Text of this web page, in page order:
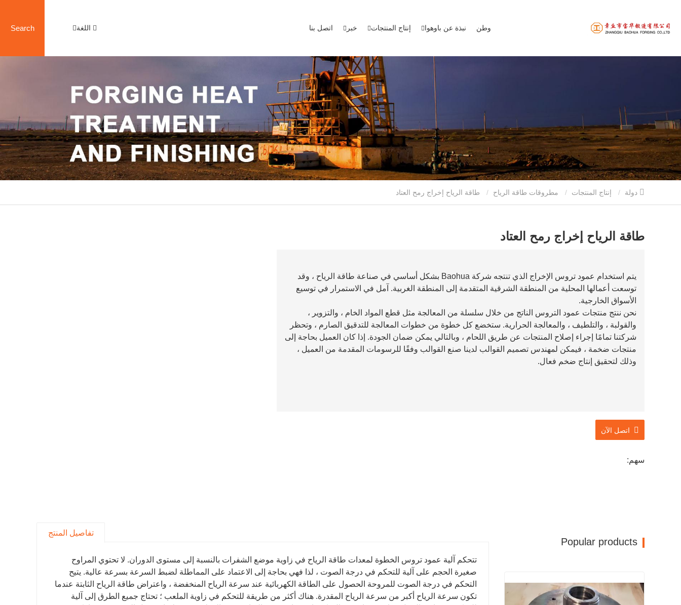
وطن نبذة عن باوهوا إنتاج المنتجات خبر اتصل بنا اللغة Search
إنتاج المنتجات مطروقات طاقة الرياح
طاقة الرياح إخراج رمح العتاد
يتم استخدام عمود تروس الإخراج الذي تنتجه شركة Baohua بشكل أساسي في صناعة طاقة الرياح ، وقد
توسعت أعمالها المحلية من المنطقة الشرقية المتقدمة إلى المنطقة الغربية. آمل في الاستمرار في توسيع
الأسواق الخارجية.
نحن ننتج منتجات عمود التروس الناتج من خلال سلسلة من المعالجة مثل قطع المواد الخام ، والتزوير ،
والقولبة ، والتلطيف ، والمعالجة الحرارية. ستخضع كل خطوة من خطوات المعالجة للتدقيق الصارم ، وتحظر
شركتنا تمامًا إجراء إصلاح المنتجات عن طريق اللحام ، وبالتالي يمكن ضمان الجودة. إذا كان العميل بحاجة إلى
منتجات ضخمة ، فيمكن لمهندس تصميم القوالب لدينا صنع القوالب وفقًا للرسومات المقدمة من العميل ،
وذلك لتحقيق إنتاج ضخم فعال.
اتصل الآن
سهم:
تفاصيل المنتج
تتحكم آلية عمود تروس الخطوة لمعدات طاقة الرياح في زاوية موضع الشفرات بالنسبة إلى مستوى الدوران. لا تحتوي المراوح
صغيرة الحجم على آلية للتحكم في درجة الصوت ، لذا فهي بحاجة إلى الاعتماد على المماطلة لضبط السرعة بسرعة عالية. يتيح
التحكم في درجة الصوت للمروحة الحصول على الطاقة الكهربائية عند سرعة الرياح المنخفضة ، واعتراض طاقة الرياح الثابتة عندما
تكون سرعة الرياح أكبر من سرعة الرياح المقدرة. هناك أكثر من طريقة للتحكم في زاوية الملعب ؛ تحتاج جميع الطرق إلى آلية
Popular products